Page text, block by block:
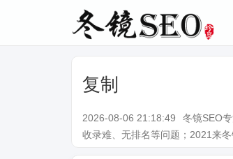
复制
2026-08-06 21:18:49
冬镜SEO
收录难、无排名等问题；2021来